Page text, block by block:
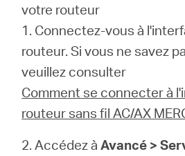
votre routeur
1. Connectez-vous à
routeur. Si vous ne savez
veuillez consulter
Comment se connecter à
routeur sans fil AC/AX
2. Accédez àAvancé >